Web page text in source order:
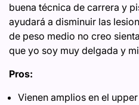
buena técnica de carrera y
ayudará a disminuir las
de peso medio no creo
que yo soy muy delgada y
Pros:
Vienen amplios en el upper